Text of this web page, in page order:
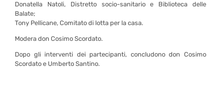
Donatella Natoli, Distretto socio-sanitario e Biblioteca delle
Balate;
Tony Pellicane, Comitato di lotta per la casa.
Modera don Cosimo Scordato.
Dopo gli interventi dei partecipanti, concludono don Cosimo
Scordato e Umberto Santino.